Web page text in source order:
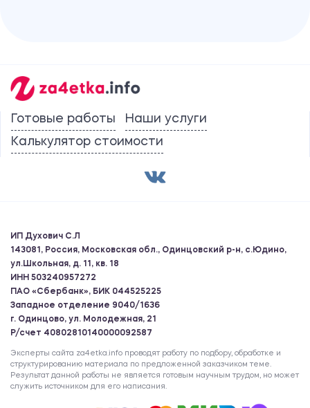
Готовые работы
Наши услуги
Калькулятор стоимости
ИП Духович С.Л
143081, Россия, Московская обл., Одинцовский р-н, с.Юдино,
ул.Школьная, д. 11, кв. 18
ИНН 503240957272
ПАО «Сбербанк», БИК 044525225
Западное отделение 9040/1636
г. Одинцово, ул. Молодежная, 21
Р/счет 40802810140000092587
Эксперты сайта za4etka.info проводят работу по подбору, обработке и
структурированию материала по предложенной заказчиком теме.
Результат данной работы не является готовым научным трудом, но может
служить источником для его написания.